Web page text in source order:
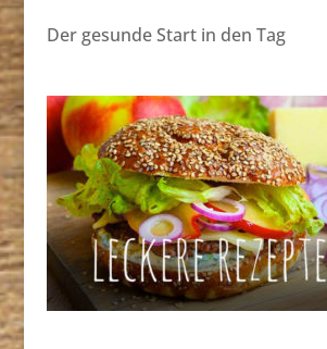
Der gesunde Start in den Tag